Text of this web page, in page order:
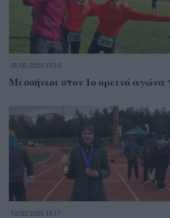
03/03/2025 15:30
Μεσσήνιοι στον 1ο ορεινό
12/02/2025 16:17